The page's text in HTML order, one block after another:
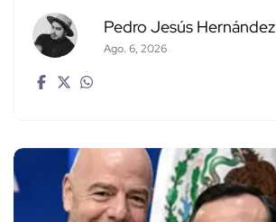
Pedro Jesús Hernández
Ago. 6, 2026